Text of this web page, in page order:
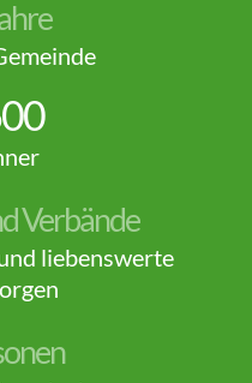
Verbände
liebenswerte